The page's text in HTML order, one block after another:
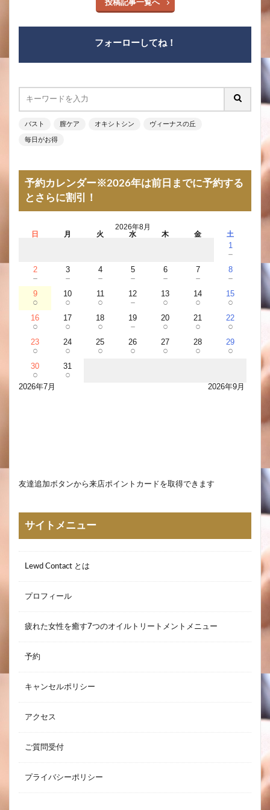
投稿記事一覧へ
フォーローしてね！
バスト 膣ケア オキシトシン ヴィーナスの丘
毎日がお得
予約カレンダー※2026年は前日までに予約する
とさらに割引！
2026年8月
日
月 火 水 木 金 土
1
－
2
－
3
－
4
－
5
－
6
－
7
－
8
－
9
○
10
○
11
○
12
－
13
○
14
○
15
○
16
○
17
○
18
○
19
－
20
○
21
○
22
○
23
○
24
○
25
○
26
○
27
○
28
○
29
○
30
○
31
○
2026年7月 2026年9月
友達追加ボタンから来店ポイントカードを取得できます
サイトメニュー
Lewd Contact とは
プロフィール
疲れた女性を癒す7つのオイルトリートメントメニュー
予約
キャンセルポリシー
アクセス
ご質問受付
プライバシーポリシー